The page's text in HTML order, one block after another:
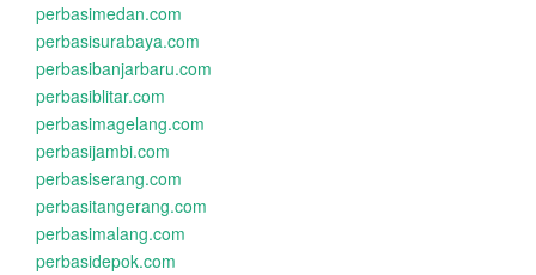
perbasimedan.com
perbasisurabaya.com
perbasibanjarbaru.com
perbasiblitar.com
perbasimagelang.com
perbasijambi.com
perbasiserang.com
perbasitangerang.com
perbasimalang.com
perbasidepok.com